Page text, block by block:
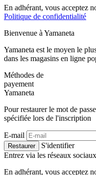
En adhérant, vous acceptez
Politique de confidentialité
Bienvenue à Yamaneta
Yamaneta est le moyen le
dans les magasins en ligne
Méthodes de
payement
Yamaneta
Pour restaurer le mot de
spécifiée lors de l'inscription
E-mail
Restaurer
S'identifier
Entrez via les réseaux
En adhérant, vous acceptez